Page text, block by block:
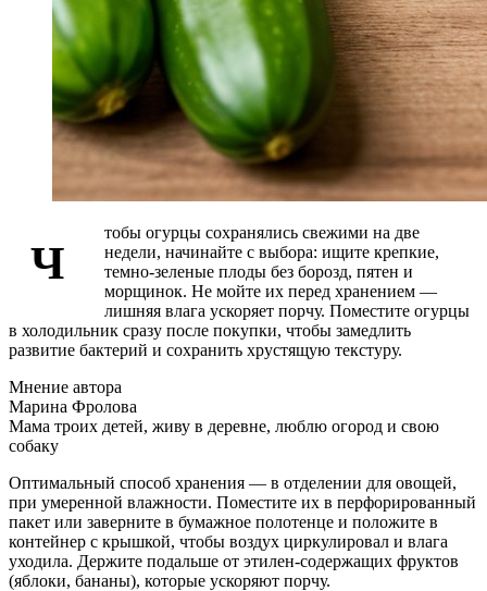
Ч
тобы огурцы сохранялись свежими на две
недели, начинайте с выбора: ищите крепкие,
темно‑зеленые плоды без борозд, пятен и
морщинок. Не мойте их перед хранением —
лишняя влага ускоряет порчу. Поместите огурцы
в холодильник сразу после покупки, чтобы замедлить
развитие бактерий и сохранить хрустящую текстуру.
Мнение автора
Марина Фролова
Мама троих детей, живу в деревне, люблю огород и свою
собаку
Оптимальный способ хранения — в отделении для овощей,
при умеренной влажности. Поместите их в перфорированный
пакет или заверните в бумажное полотенце и положите в
контейнер с крышкой, чтобы воздух циркулировал и влага
уходила. Держите подальше от этилен‑содержащих фруктов
(яблоки, бананы), которые ускоряют порчу.